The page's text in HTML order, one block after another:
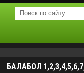
БАЛАБОЛ